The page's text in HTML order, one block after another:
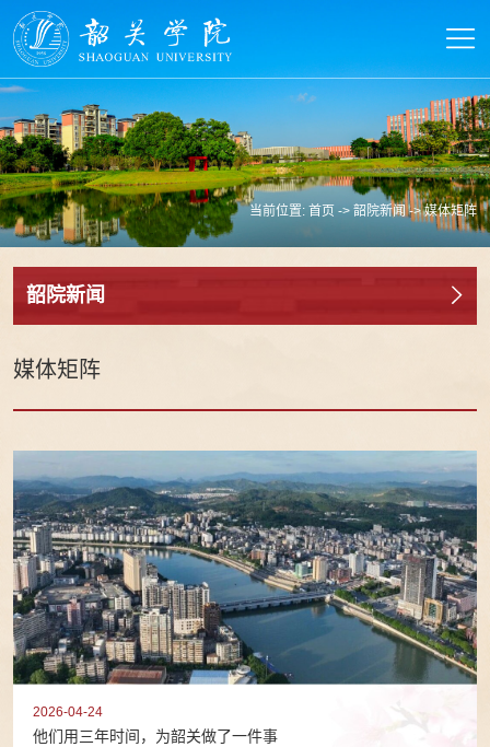
当前位置:首页 ->韶院新闻->媒体矩阵
韶院新闻
媒体矩阵
2026-04-24
他们用三年时间，为韶关做了一件事